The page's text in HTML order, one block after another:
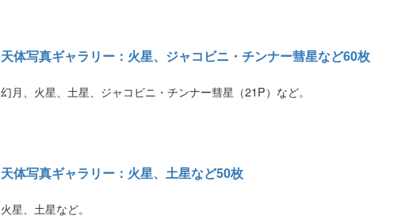
天体写真ギャラリー：火星、ジャコビニ・チンナー彗星など60枚
幻月、火星、土星、ジャコビニ・チンナー彗星（21P）など。
天体写真ギャラリー：火星、土星など50枚
火星、土星など。